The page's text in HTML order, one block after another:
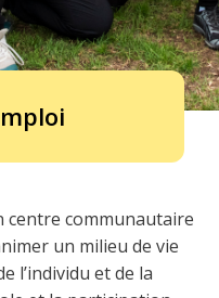
centre communautaire
un milieu de vie
l’individu et de la